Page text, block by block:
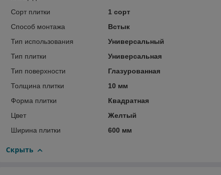
Сорт плитки
1 сорт
Способ монтажа
Встык
Тип использования
Универсальный
Тип плитки
Универсальная
Тип поверхности
Глазурованная
Толщина плитки
10 мм
Форма плитки
Квадратная
Цвет
Желтый
Ширина плитки
600 мм
Скрыть